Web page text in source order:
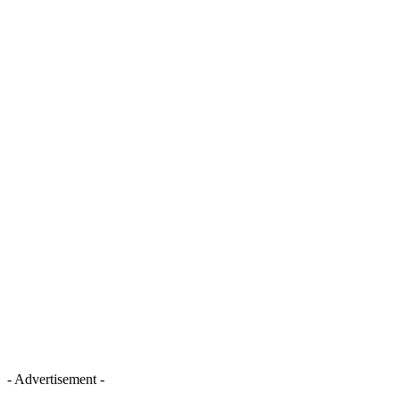
- Advertisement -